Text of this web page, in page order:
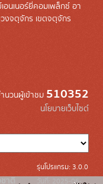
นเนอร์ยี่คอมเพล็กซ์ อา
งจตุจักร เขตจตุจักร
นวนผู้เข้าชม 510352
นโยบายเว็บไซต์
ติ
รุ่นโปรแกรม: 3.0.0
วันที่: 2025-06-